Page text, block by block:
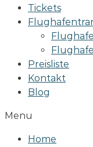
Tickets
Preisliste
Kontakt
Blog
Menu
Home